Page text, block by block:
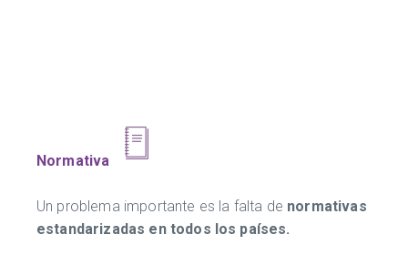
Normativa
Un problema importante es la falta de normativas
estandarizadas en todos los países.